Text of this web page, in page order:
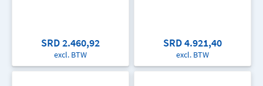
SRD 2.460,92
excl. BTW
SRD 4.921,40
excl. BTW